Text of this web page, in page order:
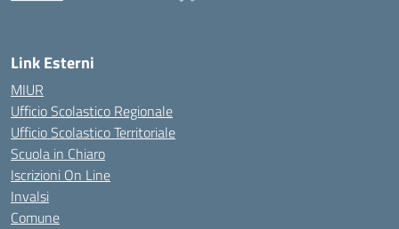
Link Esterni
MIUR
Ufficio Scolastico Regionale
Ufficio Scolastico Territoriale
Scuola in Chiaro
Iscrizioni On Line
Invalsi
Comune